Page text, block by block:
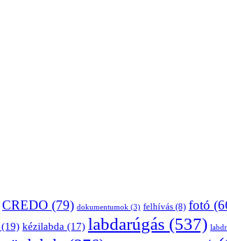
CREDO (79) dokumentumok (3) felhívás (8) fotó
(19) kézilabda (17) labdarúgás (537)